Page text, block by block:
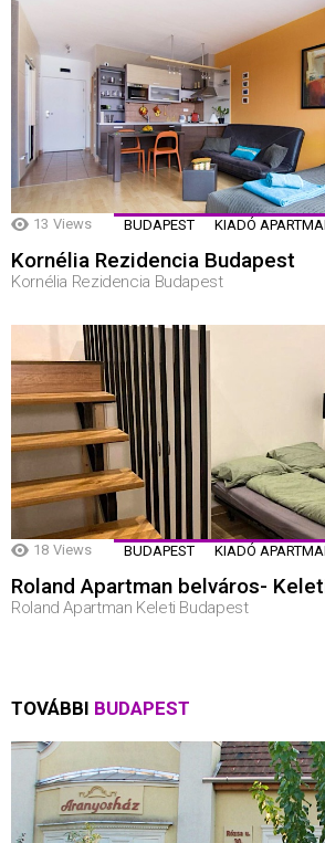
13 Views BUDAPEST KIADÓ
Kornélia Rezidencia Budapest
Kornélia Rezidencia Budapest
18 Views BUDAPEST KIADÓ
Roland Apartman belváros-
Roland Apartman Keleti Budapest
TOVÁBBI BUDAPEST